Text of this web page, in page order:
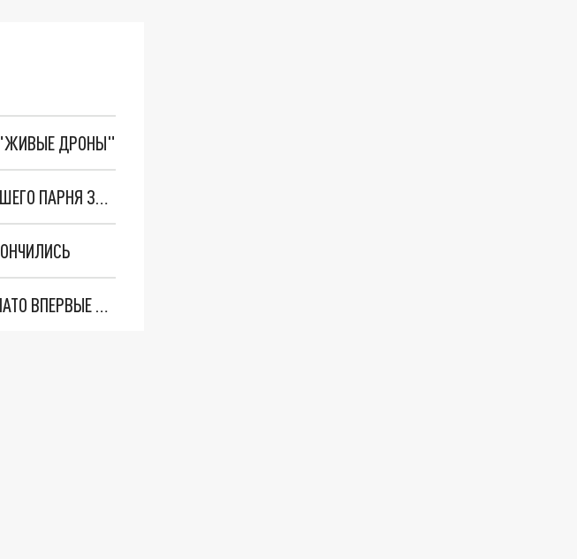
"ЖИВЫЕ ДРОНЫ"
SHOT: МОДЕЛЬ ИЗ ПОДМОСКОВЬЯ УГРОЖАЕТ УБИТЬ ПОДПИСЧИЦУ СВОЕГО БЫВШЕГО ПАРНЯ ЗА ЛАЙК ПОД ПОСТОМ
"ОЧЕНЬ ПЛОХИЕ НОВОСТИ": БОЛЬШАЯ ОШИБКА PALANTIR В РОССИИ. СТРАНЫ НАТО ВПЕРВЫЕ ЗА СВО ОСТАНОВИЛИ ПОСТАВКИ ОРУЖИЯ. ВСУ ТЕРЯЮТ ПРИГРАНИЧЬЕ?